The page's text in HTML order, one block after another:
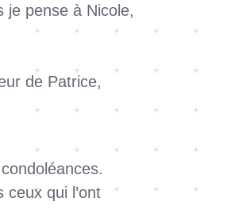
je pense à Nicole,
de Patrice,
ceux qui l’ont